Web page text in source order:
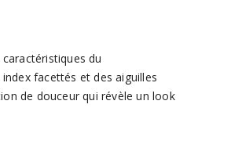
du
facettés et des aiguilles
de douceur qui révèle un look